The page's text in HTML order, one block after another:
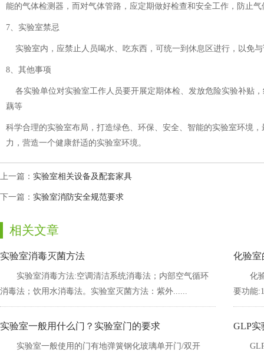
能的气体检测器，而对气体管路，应定期做好检查和安全工作，防止
7、 实验室禁忌
实验室内，应禁止人员喝水、吃东西，可统一到休息区进行，
8、 其他事项
各实验单位对实验室工作人员要开展定期体检、发放危险实验补贴，组织
藕等
科学合理的实验室布局，打造绿色、环保、安全、智能的实验室环
力，营造一个健康舒适的实验室环境。
上一篇： 实验室相关设备及配套家具
下一篇： 实验室消防安全规范要求
相关文章
实验室消毒灭菌方法
实验室消毒方法:空调清洁系统消毒法；内部空气循环
消毒法；饮用水消毒法。实验室灭菌方法：紫外......
化验室
化
要功能
实验室一般用什么门？实验室门的要求
实验室一般使用的门有地弹簧钢化玻璃单开门/双开
GLP实